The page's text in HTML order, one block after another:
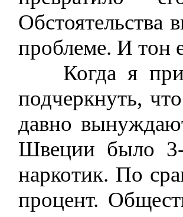
Обстоятельства
проблеме. И тон
Когда я
подчеркнуть,
давно
Швеции было 3-
наркотик. По
процент.